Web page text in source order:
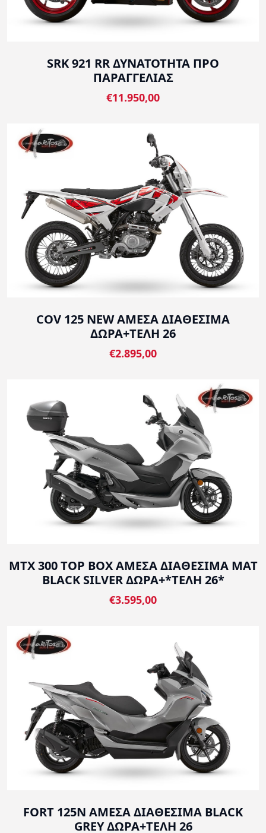
SRK 921 RR ΔΥΝΑΤΟΤΗΤΑ ΠΡΟ
ΠΑΡΑΓΓΕΛΙΑΣ
€11.950,00
COV 125 NEW ΑΜΕΣΑ ΔΙΑΘΕΣΙΜΑ
ΔΩΡΑ+ΤΕΛΗ 26
€2.895,00
MTX 300 TOP BOX ΑΜΕΣΑ ΔΙΑΘΕΣΙΜΑ MAT
BLACK SILVER ΔΩΡΑ+*ΤΕΛΗ 26*
€3.595,00
FORT 125N ΑΜΕΣΑ ΔΙΑΘΕΣΙΜΑ BLACK
GREY ΔΩΡΑ+ΤΕΛΗ 26